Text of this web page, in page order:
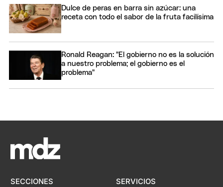
Dulce de peras en barra sin azúcar: una
receta con todo el sabor de la fruta facilísima
Ronald Reagan: "El gobierno no es la solución
a nuestro problema; el gobierno es el
problema"
SECCIONES SERVICIOS